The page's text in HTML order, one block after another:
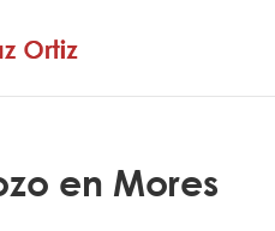
en Mores